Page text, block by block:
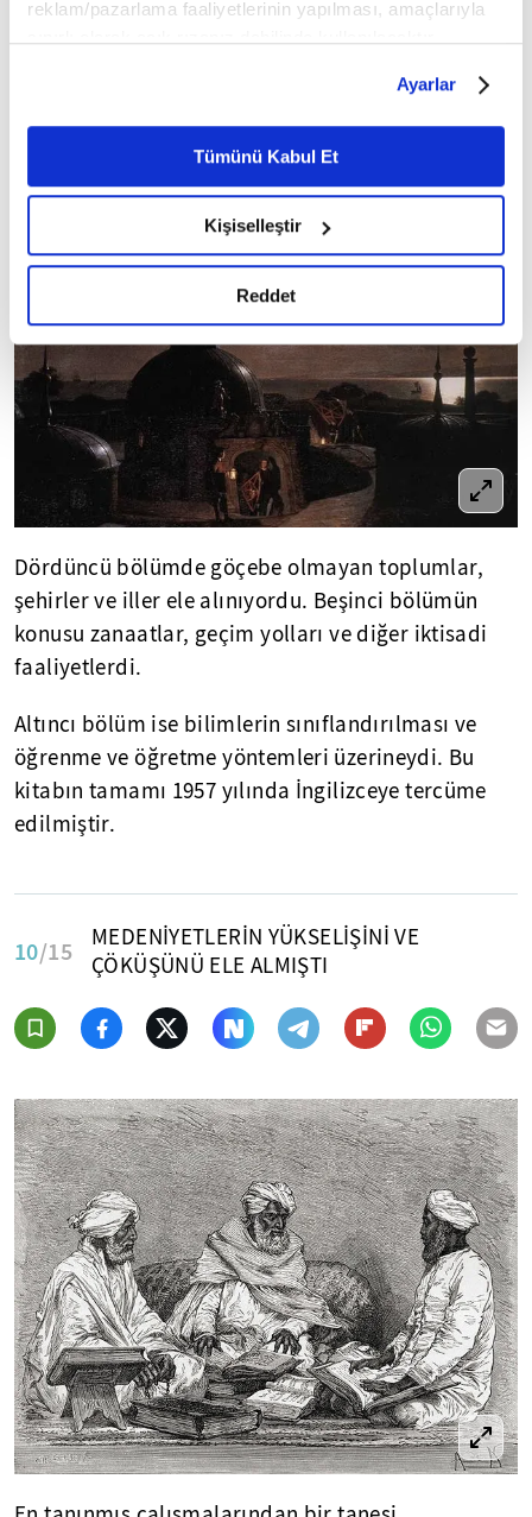
reklam/pazarlama faaliyetlerinin yapılması, amaçlarıyla
belirleyebilirsiniz. Çerezlere ilişkin detaylı bilgi için
Ayarlar butonuna tıklayabilir,Çerez Bilgilendirme
Metnimizi ziyaret edebilirsiniz.
6698 sayılı Kişisel Verilerin Korunması Kanunu uyarınca
okumak ve sitemizi ziyaretiniz kapsamında
gerçekleştirilen veri işleme faaliyetleri ile ilgili daha
detaylı bilgi almak için lütfentıklayınız.
Ayarlar
Tümünü Kabul Et
Kişiselleştir
Reddet
Dördüncü bölümde göçebe olmayan toplumlar,
şehirler ve iller ele alınıyordu. Beşinci bölümün
konusu zanaatlar, geçim yolları ve diğer iktisadi
faaliyetlerdi.
Altıncı bölüm ise bilimlerin sınıflandırılması ve
öğrenme ve öğretme yöntemleri üzerineydi. Bu
kitabın tamamı 1957 yılında İngilizceye tercüme
edilmiştir.
10/15
MEDENİYETLERİN YÜKSELİŞİNİ VE
ÇÖKÜŞÜNÜ ELE ALMIŞTI